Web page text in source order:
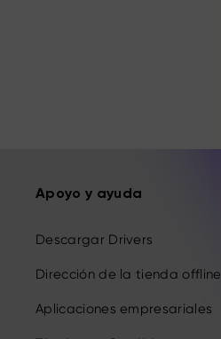
Apoyo y ayuda
Descargar Drivers
Dirección de la tienda offline
Aplicaciones empresariales